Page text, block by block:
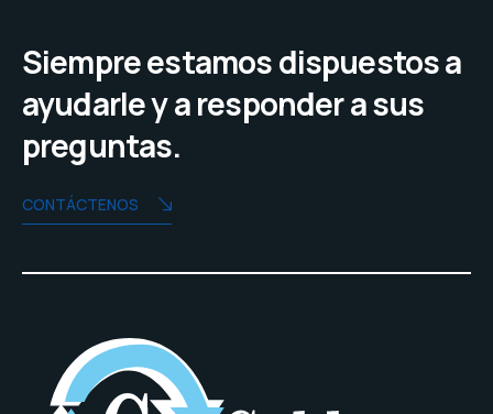
Siempre estamos dispuestos a
ayudarle y a responder a sus
preguntas.
CONTÁCTENOS